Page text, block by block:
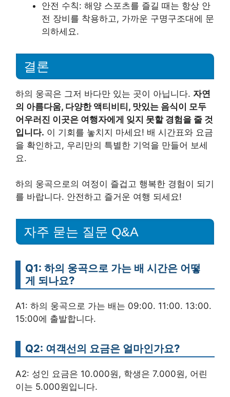
안전 수칙: 해양 스포츠를 즐길 때는 항상 안
전 장비를 착용하고, 가까운 구명구조대에 문
의하세요.
결론
하의 웅곡은 그저 바다만 있는 곳이 아닙니다. 자연
의 아름다움, 다양한 액티비티, 맛있는 음식이 모두
어우러진 이곳은 여행자에게 잊지 못할 경험을 줄 것
입니다. 이 기회를 놓치지 마세요! 배 시간표와 요금
을 확인하고, 우리만의 특별한 기억을 만들어 보세
요.
하의 웅곡으로의 여정이 즐겁고 행복한 경험이 되기
를 바랍니다. 안전하고 즐거운 여행 되세요!
자주 묻는 질문 Q&A
Q1: 하의 웅곡으로 가는 배 시간은 어떻
게 되나요?
A1: 하의 웅곡으로 가는 배는 09:00. 11:00. 13:00.
15:00에 출발합니다.
Q2: 여객선의 요금은 얼마인가요?
A2: 성인 요금은 10.000원, 학생은 7.000원, 어린
이는 5.000원입니다.